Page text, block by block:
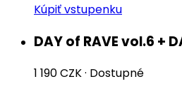
Kúpiť vstupenku
DAY of RAVE vol.6 +
1 190 CZK· Dostupné